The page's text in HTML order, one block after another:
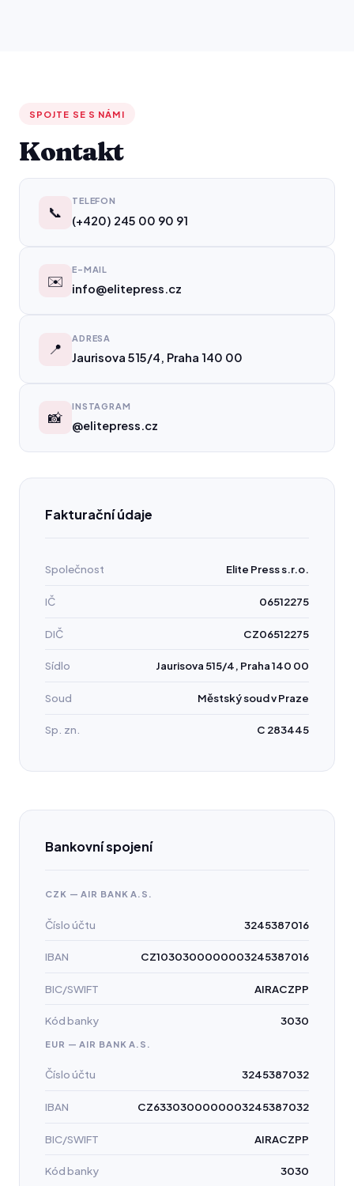
SPOJTE SE S NÁMI
Kontakt
📞
TELEFON
(+420) 245 00 90 91
✉️
E-MAIL
info@elitepress.cz
📍
ADRESA
Jaurisova 515/4, Praha 140 00
📸
INSTAGRAM
@elitepress.cz
Fakturační údaje
Společnost Elite Press s.r.o.
IČ 06512275
DIČ CZ06512275
Sídlo Jaurisova 515/4, Praha 140 00
Soud Městský soud v Praze
Sp. zn. C 283445
Bankovní spojení
CZK — AIR BANK A.S.
Číslo účtu 3245387016
IBAN CZ1030300000003245387016
BIC/SWIFT AIRACZPP
Kód banky 3030
EUR — AIR BANK A.S.
Číslo účtu 3245387032
IBAN CZ6330300000003245387032
BIC/SWIFT AIRACZPP
Kód banky 3030